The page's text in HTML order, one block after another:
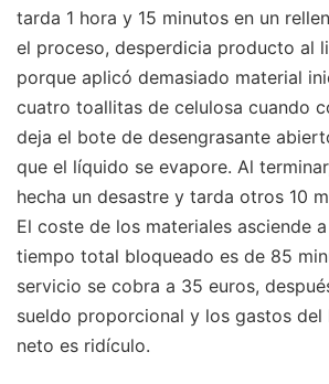
tarda 1 hora y 15 minutos en un
el proceso, desperdicia producto al
porque aplicó demasiado material
cuatro toallitas de celulosa cuando
deja el bote de desengrasante
que el líquido se evapore. Al
hecha un desastre y tarda otros 10
El coste de los materiales asciende
tiempo total bloqueado es de 85
servicio se cobra a 35 euros,
sueldo proporcional y los gastos del
neto es ridículo.